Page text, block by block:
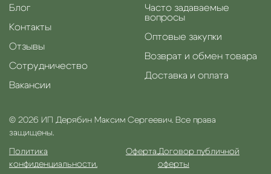
Блог
Контакты
Отзывы
Сотрудничество
Вакансии
Часто задаваемые
вопросы
Оптовые закупки
Возврат и обмен товара
Доставка и оплата
© 2026 ИП Дерябин Максим Сергеевич. Все права
защищены.
Политика
конфиденциальности.
Оферта.Договор публичной
оферты